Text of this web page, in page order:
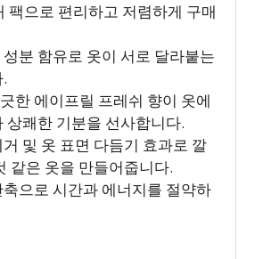
팩으로 편리하고 저렴하게 구매
분 함유로 옷이 서로 달라붙는
한 에이프릴 프레쉬 향이 옷에
상쾌한 기분을 선사합니다.
및 옷 표면 다듬기 효과로 깔
같은 옷을 만들어줍니다.
으로 시간과 에너지를 절약하